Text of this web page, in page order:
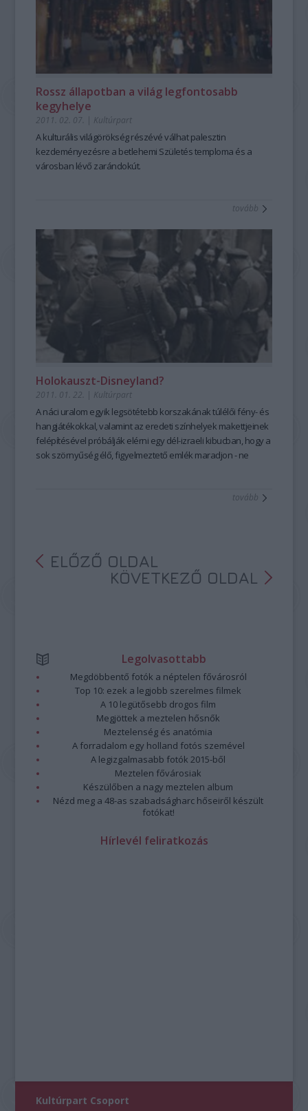
Rossz állapotban a világ legfontosabb
kegyhelye
2011. 02. 07. | Kultúrpart
A kulturális világörökség részévé válhat palesztin
kezdeményezésre a betlehemi Születés temploma és a
városban lévő zarándokút.
tovább
Holokauszt-Disneyland?
2011. 01. 22. | Kultúrpart
A náci uralom egyik legsötétebb korszakának túlélői fény- és
hangjátékokkal, valamint az eredeti színhelyek makettjeinek
felépítésével próbálják elérni egy dél-izraeli kibucban, hogy a
sok szörnyűség élő, figyelmeztető emlék maradjon - ne
tovább
ELŐZŐ OLDAL
KÖVETKEZŐ OLDAL
Legolvasottabb
Megdöbbentő fotók a néptelen fővárosról
Top 10: ezek a legjobb szerelmes filmek
A 10 legütősebb drogos film
Megjöttek a meztelen hősnők
Meztelenség és anatómia
A forradalom egy holland fotós szemével
A legizgalmasabb fotók 2015-ből
Meztelen fővárosiak
Készülőben a nagy meztelen album
Nézd meg a 48-as szabadságharc hőseiről készült
fotókat!
Hírlevél feliratkozás
Kultúrpart Csoport